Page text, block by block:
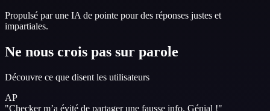
Propulsé par une IA de pointe pour des réponses justes et
impartiales.
Ne nous crois pas sur parole
Découvre ce que disent les utilisateurs
AP
"Checker m’a évité de partager une fausse info. Génial !"